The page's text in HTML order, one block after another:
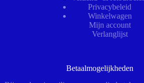
Privacybeleid
Winkelwagen
Mijn account
Verlanglijst
Betaalmogelijkheden